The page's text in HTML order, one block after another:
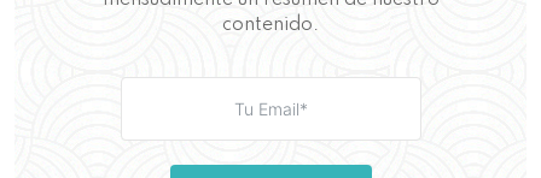
contenido.